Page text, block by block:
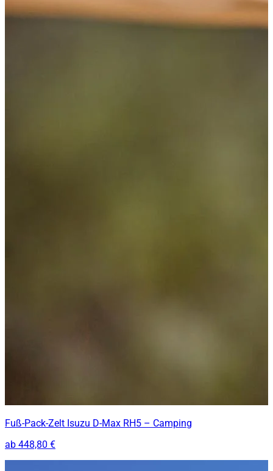
Fuß-Pack-Zelt Isuzu D-Max RH5 – Camping
ab 448,80 €